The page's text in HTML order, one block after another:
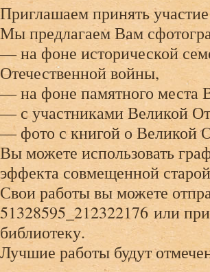
Приглашаем принять
Мы предлагаем Вам
— на фоне исторической
Отечественной войны,
— на фоне памятного места
— с участниками Великой
— фото с книгой о Великой
Вы можете использовать
эффекта совмещенной
Свои работы вы можете
51328595_212322176 или
библиотеку.
Лучшие работы будут